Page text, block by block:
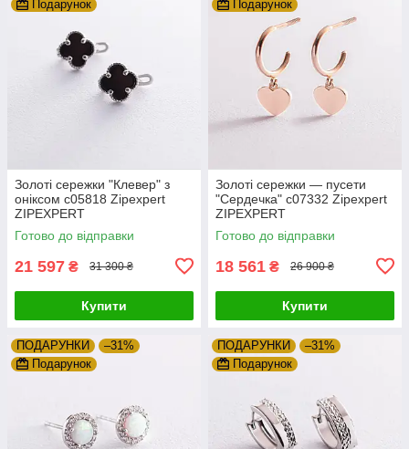
Подарунок
Золоті сережки "Клевер" з
оніксом с05818 Zipexpert
ZIPEXPERT
Готово до відправки
21 597 ₴ 31 300 ₴
Купити
Подарунок
Золоті сережки — пусети
"Сердечка" с07332 Zipexpert
ZIPEXPERT
Готово до відправки
18 561 ₴ 26 900 ₴
Купити
ПОДАРУНКИ
–31%
Подарунок
ПОДАРУНКИ
–31%
Подарунок